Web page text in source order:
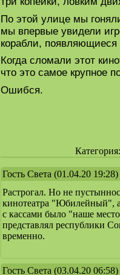
По этой улице мы
мы впервые увидели
корабли, появляющиеся
Когда сломали этот
что это самое крупное
Ошибся.
Гость Света (01.04.20 19:28)
Растрогал. Но не
кинотеатра "Юбилейный",
с кассами было "наше
представлял республики
временно.
Гость Света (03.04.20 06:58)